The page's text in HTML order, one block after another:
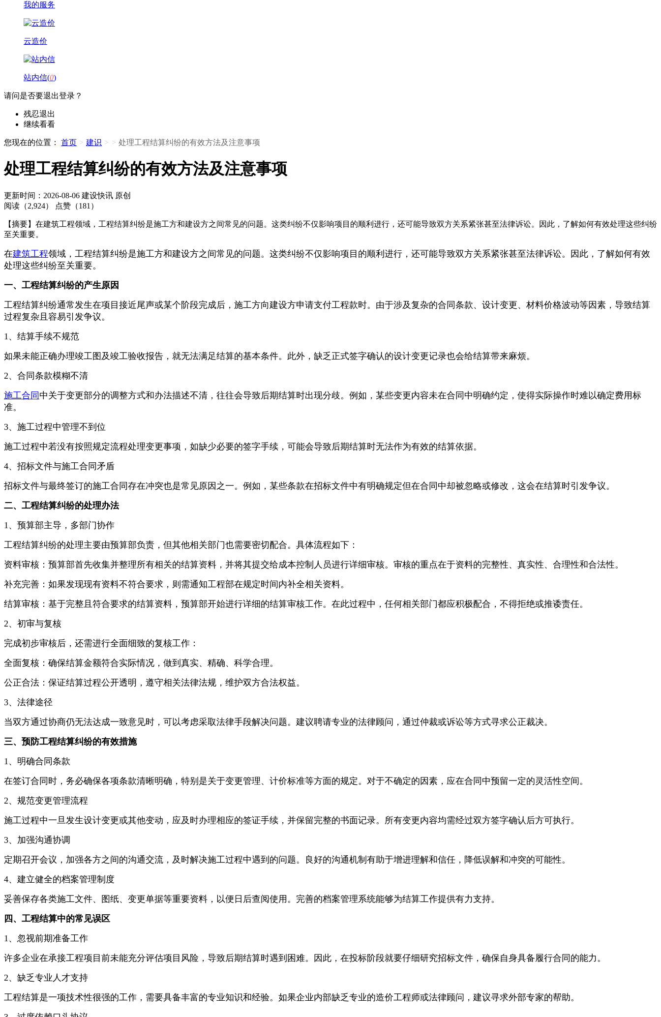
我的服务
云造价
站内信(0)
请问是否要退出登录？
残忍退出
继续看看
您现在的位置： 首页 > 建识 > > 处理工程结算纠纷的有效方法及注意事项
处理工程结算纠纷的有效方法及注意事项
更新时间：2026-08-06 建设快讯 原创
阅读（2,924）
点赞（181）
【摘要】在建筑工程领域，工程结算纠纷是施工方和建设方之间常见的问题。这类纠纷不仅影响项目的顺利进行，还可能导致双方关系紧张甚至法律诉讼。因此，了解如何有效处理这些纠纷
至关重要。
在建筑工程领域，工程结算纠纷是施工方和建设方之间常见的问题。这类纠纷不仅影响项目的顺利进行，还可能导致双方关系紧张甚至法律诉讼。因此，了解如何有效
处理这些纠纷至关重要。
一、工程结算纠纷的产生原因
工程结算纠纷通常发生在项目接近尾声或某个阶段完成后，施工方向建设方申请支付工程款时。由于涉及复杂的合同条款、设计变更、材料价格波动等因素，导致结算
过程复杂且容易引发争议。
1、结算手续不规范
如果未能正确办理竣工图及竣工验收报告，就无法满足结算的基本条件。此外，缺乏正式签字确认的设计变更记录也会给结算带来麻烦。
2、合同条款模糊不清
施工合同 中关于变更部分的调整方式和办法描述不清，往往会导致后期结算时出现分歧。例如，某些变更内容未在合同中明确约定，使得实际操作时难以确定费用标
准。
3、施工过程中管理不到位
施工过程中若没有按照规定流程处理变更事项，如缺少必要的签字手续，可能会导致后期结算时无法作为有效的结算依据。
4、招标文件与施工合同矛盾
招标文件与最终签订的施工合同存在冲突也是常见原因之一。例如，某些条款在招标文件中有明确规定但在合同中却被忽略或修改，这会在结算时引发争议。
二、工程结算纠纷的处理办法
1、预算部主导，多部门协作
工程结算纠纷的处理主要由预算部负责，但其他相关部门也需要密切配合。具体流程如下：
资料审核：预算部首先收集并整理所有相关的结算资料，并将其提交给成本控制人员进行详细审核。审核的重点在于资料的完整性、真实性、合理性和合法性。
补充完善：如果发现现有资料不符合要求，则需通知工程部在规定时间内补全相关资料。
结算审核：基于完整且符合要求的结算资料，预算部开始进行详细的结算审核工作。在此过程中，任何相关部门都应积极配合，不得拒绝或推诿责任。
2、初审与复核
完成初步审核后，还需进行全面细致的复核工作：
全面复核：确保结算金额符合实际情况，做到真实、精确、科学合理。
公正合法：保证结算过程公开透明，遵守相关法律法规，维护双方合法权益。
3、法律途径
当双方通过协商仍无法达成一致意见时，可以考虑采取法律手段解决问题。建议聘请专业的法律顾问，通过仲裁或诉讼等方式寻求公正裁决。
三、预防工程结算纠纷的有效措施
1、明确合同条款
在签订合同时，务必确保各项条款清晰明确，特别是关于变更管理、计价标准等方面的规定。对于不确定的因素，应在合同中预留一定的灵活性空间。
2、规范变更管理流程
施工过程中一旦发生设计变更或其他变动，应及时办理相应的签证手续，并保留完整的书面记录。所有变更内容均需经过双方签字确认后方可执行。
3、加强沟通协调
定期召开会议，加强各方之间的沟通交流，及时解决施工过程中遇到的问题。良好的沟通机制有助于增进理解和信任，降低误解和冲突的可能性。
4、建立健全的档案管理制度
妥善保存各类施工文件、图纸、变更单据等重要资料，以便日后查阅使用。完善的档案管理系统能够为结算工作提供有力支持。
四、工程结算中的常见误区
1、忽视前期准备工作
许多企业在承接工程项目前未能充分评估项目风险，导致后期结算时遇到困难。因此，在投标阶段就要仔细研究招标文件，确保自身具备履行合同的能力。
2、缺乏专业人才支持
工程结算是一项技术性很强的工作，需要具备丰富的专业知识和经验。如果企业内部缺乏专业的造价工程师或法律顾问，建议寻求外部专家的帮助。